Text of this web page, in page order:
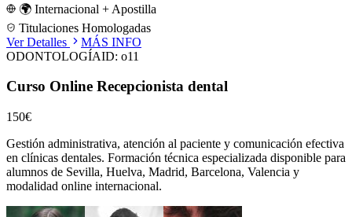
🌍 Internacional + Apostilla
Titulaciones Homologadas
Ver Detalles
MÁS INFO
ODONTOLOGÍAID: o11
Curso Online Recepcionista dental
150€
Gestión administrativa, atención al paciente y comunicación efectiva
en clínicas dentales. Formación técnica especializada disponible para
alumnos de Sevilla, Huelva, Madrid, Barcelona, Valencia y
modalidad online internacional.